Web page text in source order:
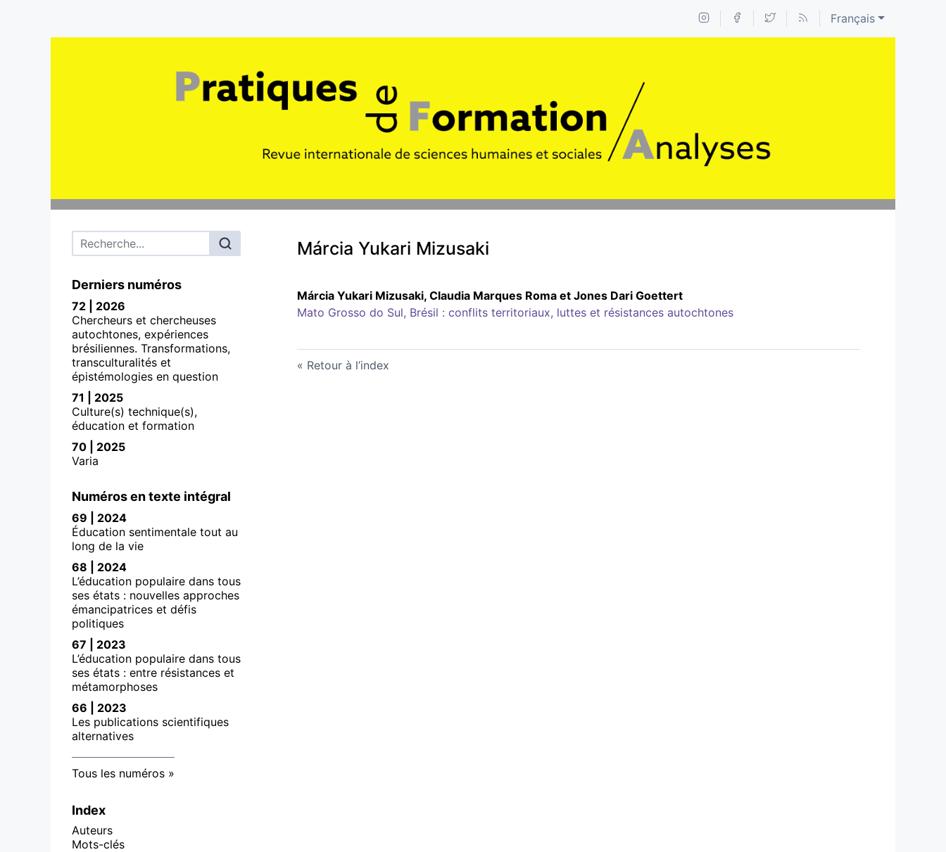
Français
Menu principal
Derniers numéros
72 | 2026
Chercheurs et chercheuses
autochtones, expériences
brésiliennes. Transformations,
transculturalités et
épistémologies en question
71 | 2025
Culture(s) technique(s),
éducation et formation
70 | 2025
Varia
Numéros en texte intégral
69 | 2024
Éducation sentimentale tout au
long de la vie
68 | 2024
L’éducation populaire dans tous
ses états : nouvelles approches
émancipatrices et défis
politiques
67 | 2023
L’éducation populaire dans tous
ses états : entre résistances et
métamorphoses
66 | 2023
Les publications scientifiques
alternatives
Tous les numéros
Index
Auteurs
Mots-clés
Márcia Yukari Mizusaki
Márcia Yukari Mizusaki, Claudia Marques Roma et Jones Dari Goettert
Mato Grosso do Sul, Brésil : conflits territoriaux, luttes et résistances autochtones
Retour à l’index